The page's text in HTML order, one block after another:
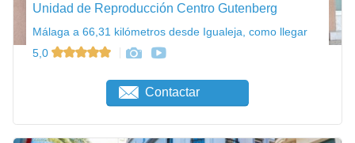
Unidad de Reproducción Centro Gutenberg
Málaga a 66,31 kilómetros desde Igualeja, como llegar
5,0
Contactar